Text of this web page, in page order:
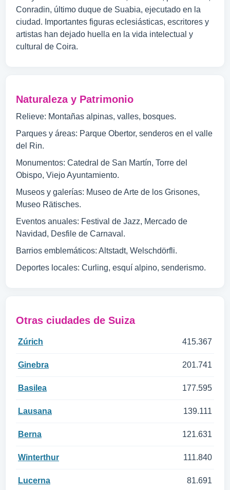
Conradin, último duque de Suabia, ejecutado en la
ciudad. Importantes figuras eclesiásticas, escritores y
artistas han dejado huella en la vida intelectual y
cultural de Coira.
Naturaleza y Patrimonio
Relieve: Montañas alpinas, valles, bosques.
Parques y áreas: Parque Obertor, senderos en el valle
del Rin.
Monumentos: Catedral de San Martín, Torre del
Obispo, Viejo Ayuntamiento.
Museos y galerías: Museo de Arte de los Grisones,
Museo Rätisches.
Eventos anuales: Festival de Jazz, Mercado de
Navidad, Desfile de Carnaval.
Barrios emblemáticos: Altstadt, Welschdörfli.
Deportes locales: Curling, esquí alpino, senderismo.
Otras ciudades de Suiza
Zúrich 415.367
Ginebra 201.741
Basilea 177.595
Lausana 139.111
Berna 121.631
Winterthur 111.840
Lucerna 81.691